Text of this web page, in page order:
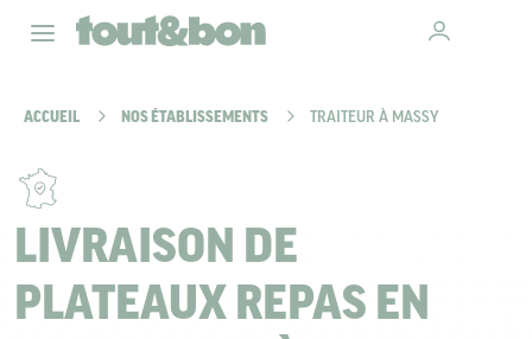
ACCUEIL NOS ÉTABLISSEMENTS TRAITEUR À MASSY
LIVRAISON DE
PLATEAUX REPAS EN